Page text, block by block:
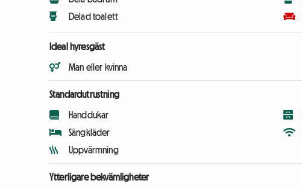
Delad toalett
Ideal hyresgäst
Man eller kvinna
Standardutrustning
Handdukar
Sängkläder
Uppvärmning
Ytterligare bekvämligheter